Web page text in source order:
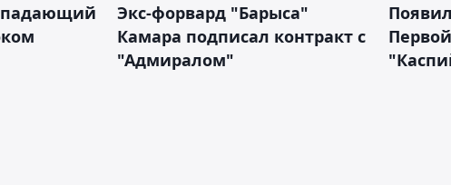
Экс-форвард "Барыса"
Камара подписал контракт с
"Адмиралом"